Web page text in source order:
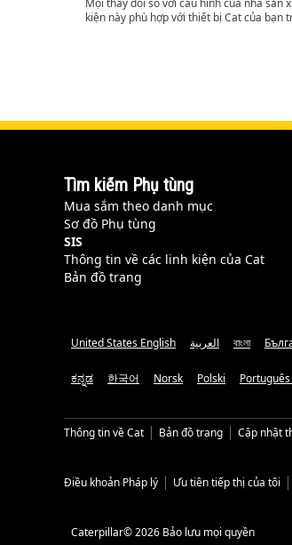
Mọi thay đổi so với cấu hình của nhà
kiện này phù hợp với thiết bị Cat của bạn
Tìm kiếm Phụ tùng
Mua sắm theo danh mục
Sơ đồ Phụ tùng
SIS
Thông tin về các linh kiện của Cat
Bản đồ trang
United States English العربية বাংলা
ಕನ್ನಡ 한국어 Norsk Polski
Thông tin về Cat Bản đồ trang Cập nhật
Điều khoản Pháp lý Ưu tiên tiếp thị của tôi
Caterpillar© 2026 Bảo lưu mọi quyền